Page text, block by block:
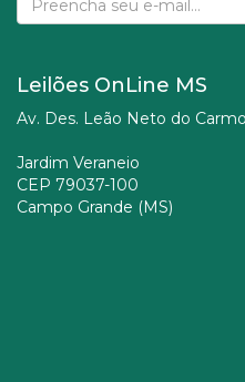
Leilões OnLine MS
Av. Des. Leão Neto do
Jardim Veraneio
CEP 79037-100
Campo Grande (MS)